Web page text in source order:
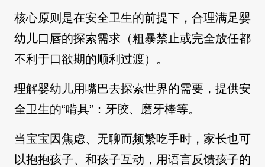
核心原则是在安全卫生的前提下，合理满足婴
幼儿口唇的探索需求（粗暴禁止或完全放任都
不利于口欲期的顺利过渡）。
理解婴幼儿用嘴巴去探索世界的需要，提供安
全卫生的“啃具”：牙胶、磨牙棒等。
当宝宝因焦虑、无聊而频繁吃手时，家长也可
以抱抱孩子、和孩子互动，用语言反馈孩子的